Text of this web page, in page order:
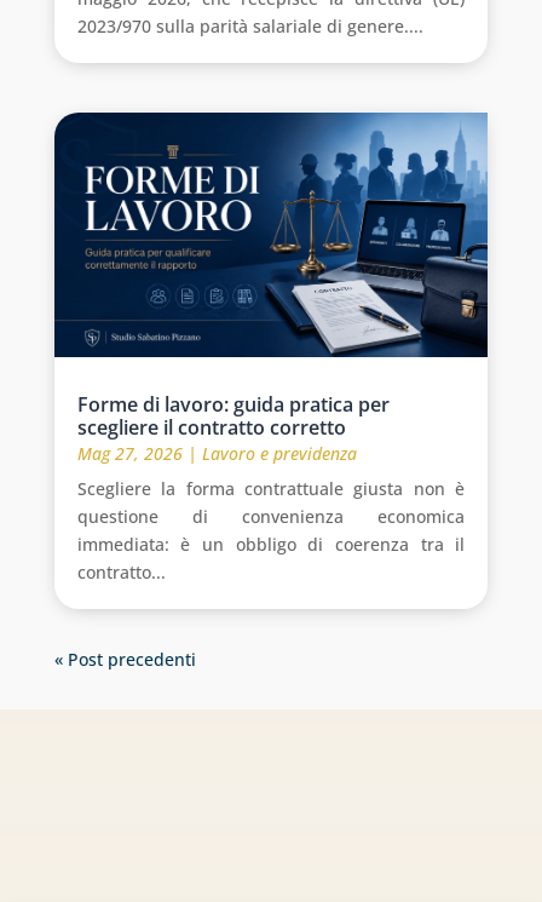
2023/970 sulla parità salariale di genere....
Forme di lavoro: guida pratica per
scegliere il contratto corretto
Mag 27, 2026| Lavoro e previdenza
Scegliere la forma contrattuale giusta non è
questione di convenienza economica
immediata: è un obbligo di coerenza tra il
contratto...
« Post precedenti